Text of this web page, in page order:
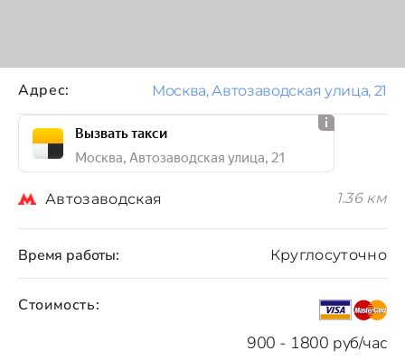
Стоимость:
900 - 1800 руб/час
Время работы: Круглосуточно
Адрес: Москва, Автозаводская улица, 21
Вызвать такси
Москва, Автозаводская улица, 21
Автозаводская 1.36 км